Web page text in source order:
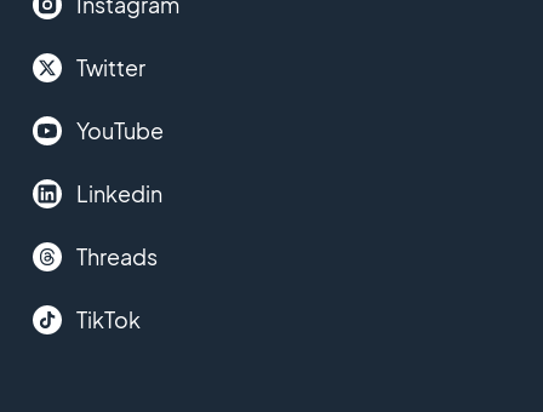
Twitter
YouTube
Linkedin
Threads
TikTok